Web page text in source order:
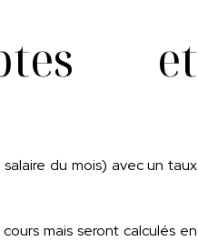
et
du mois) avec un taux
mais seront calculés en